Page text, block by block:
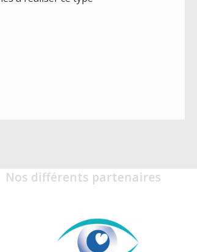
Nos différents partenaires